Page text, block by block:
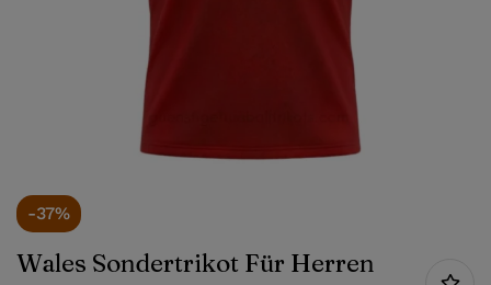
-37%
Wales Sondertrikot Für Herren